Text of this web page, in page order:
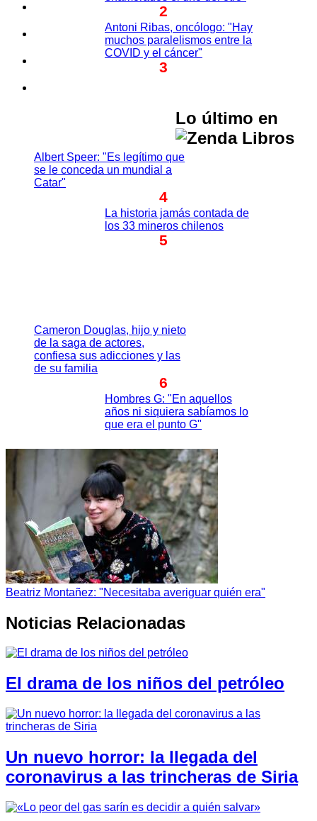
2
Antoni Ribas, oncólogo: "Hay
muchos paralelismos entre la
COVID y el cáncer"
3
Albert Speer: "Es legítimo que
se le conceda un mundial a
Catar"
4
La historia jamás contada de
los 33 mineros chilenos
5
Cameron Douglas, hijo y nieto
de la saga de actores,
confiesa sus adicciones y las
de su familia
6
Hombres G: "En aquellos
años ni siquiera sabíamos lo
que era el punto G"
Lo último en
Beatriz Montañez: "Necesitaba averiguar quién era"
Noticias Relacionadas
El drama de los niños del petróleo
Un nuevo horror: la llegada del
coronavirus a las trincheras de Siria